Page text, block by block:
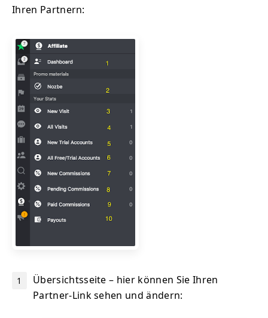
Ihren Partnern:
Übersichtsseite – hier können Sie Ihren
Partner-Link sehen und ändern: